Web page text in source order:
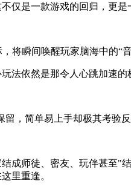
仅是一款游戏的回归，更是
将瞬间唤醒玩家脑海中的“音
法依然是那令人心跳加速
留，简单易上手却极其考
成师徒、密友、玩伴甚至
里重逢。